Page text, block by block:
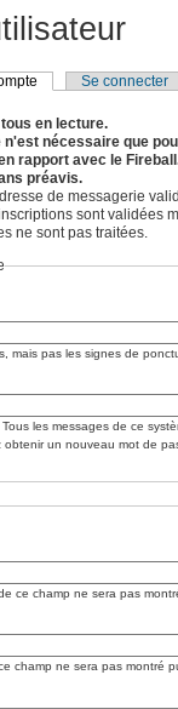
Se connecter
en lecture.
n'est nécessaire que
rapport avec le
préavis.
de messagerie
sont validées
ne sont pas traitées.
mais pas les signes de
les messages de ce
un nouveau mot de
ce champ ne sera pas
champ ne sera pas montré